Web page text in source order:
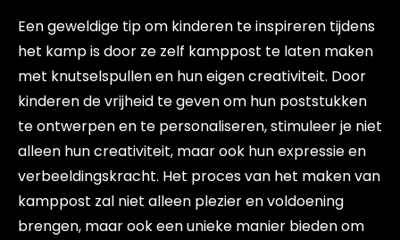
Een geweldige tip om kinderen te inspireren tijdens
het kamp is door ze zelf kamppost te laten maken
met knutselspullen en hun eigen creativiteit. Door
kinderen de vrijheid te geven om hun poststukken
te ontwerpen en te personaliseren, stimuleer je niet
alleen hun creativiteit, maar ook hun expressie en
verbeeldingskracht. Het proces van het maken van
kamppost zal niet alleen plezier en voldoening
brengen, maar ook een unieke manier bieden om